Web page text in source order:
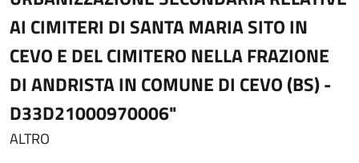
AI CIMITERI DI SANTA MARIA SITO IN
CEVO E DEL CIMITERO NELLA FRAZIONE
DI ANDRISTA IN COMUNE DI CEVO (BS) -
D33D21000970006"
ALTRO